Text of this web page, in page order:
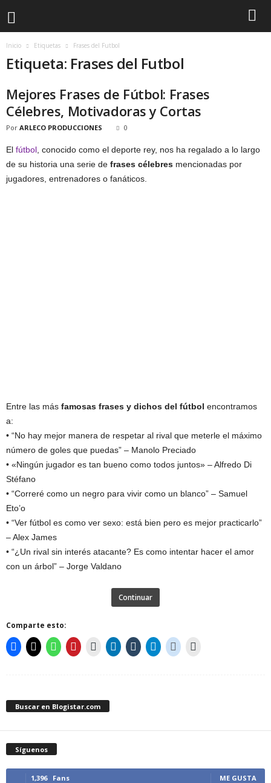
Inicio Etiquetas Frases del Futbol
Etiqueta: Frases del Futbol
Mejores Frases de Fútbol: Frases
Célebres, Motivadoras y Cortas
Por ARLECO PRODUCCIONES 0
El fútbol , conocido como el deporte rey, nos ha regalado a lo largo
de su historia una serie de frases célebres mencionadas por
jugadores, entrenadores o fanáticos.
Entre las más famosas frases y dichos del fútbol encontramos
a:
• “No hay mejor manera de respetar al rival que meterle el máximo
número de goles que puedas” – Manolo Preciado
• «Ningún jugador es tan bueno como todos juntos» – Alfredo Di
Stéfano
• “Correré como un negro para vivir como un blanco” – Samuel
Eto’o
• “Ver fútbol es como ver sexo: está bien pero es mejor practicarlo”
– Alex James
• “¿Un rival sin interés atacante? Es como intentar hacer el amor
con un árbol” – Jorge Valdano
Continuar
Comparte esto:
Buscar en Blogistar.com
Síguenos
1,396 Fans ME GUSTA